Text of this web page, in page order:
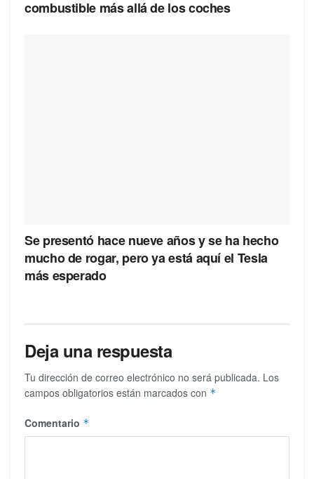
combustible más allá de los coches
Se presentó hace nueve años y se ha hecho
mucho de rogar, pero ya está aquí el Tesla
más esperado
Deja una respuesta
Tu dirección de correo electrónico no será publicada. Los
campos obligatorios están marcados con *
Comentario *